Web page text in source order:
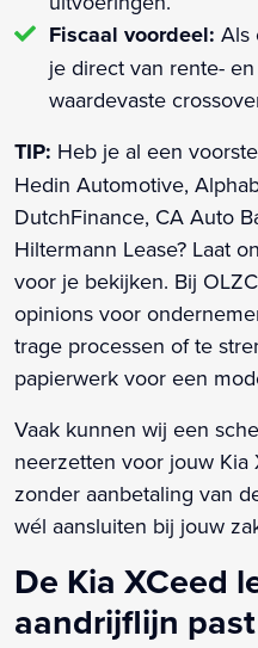
Fiscaal voordeel: Als
je direct van rente-
waardevaste
TIP: Heb je al een
Hedin Automotive,
DutchFinance, CA Auto
Hiltermann Lease? Laat
voor je bekijken. Bij
opinions voor
trage processen of te
papierwerk voor een
Vaak kunnen wij een
neerzetten voor jouw Kia
zonder aanbetaling van
wél aansluiten bij jouw
De Kia XCeed
aandrijflijn